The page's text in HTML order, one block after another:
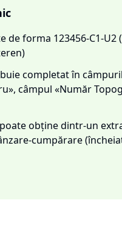
forma 123456-C1-U2
completat în
câmpul «Număr
obține dintr-un
cumpărare